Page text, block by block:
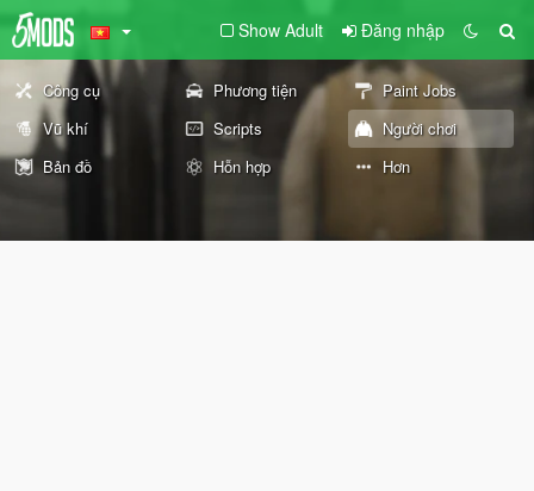
Show Adult Đăng nhập
Công cụ Phương tiện
Paint Jobs
Vũ khí
Scripts
Người chơi
Bản đồ
Hỗn hợp Hơn